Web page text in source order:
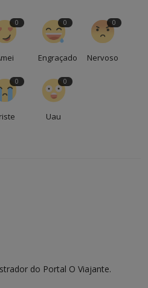
0 0
Engraçado
0
Nervoso
0 0
Uau
do Portal O Viajante.